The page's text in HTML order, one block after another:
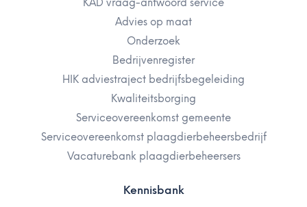
Advies op maat
Onderzoek
Bedrijvenregister
HIK adviestraject bedrijfsbegeleiding
Kwaliteitsborging
Serviceovereenkomst gemeente
Serviceovereenkomst plaagdierbeheersbedrijf
Vacaturebank plaagdierbeheersers
Kennisbank